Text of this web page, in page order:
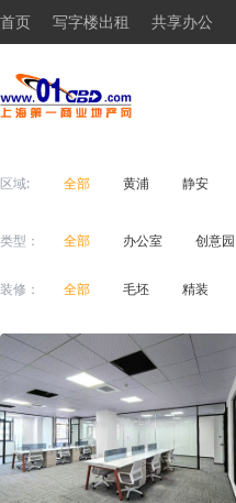
首页 写字楼出租 共享办公
区域: 全部 黄浦 静安
类型： 全部 办公室 创意园
装修： 全部 毛坯 精装